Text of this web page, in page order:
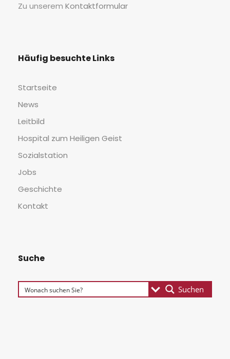
Zu unse­rem Kon­takt­for­mu­lar
Häu­fig besuch­te Links
Start­sei­te
News
Leit­bild
Hos­pi­tal zum Hei­li­gen Geist
Sozi­al­sta­ti­on
Jobs
Geschich­te
Kon­takt
Suche
Suchen